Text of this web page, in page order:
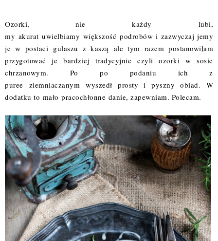
Ozorki, niekażdy lubi,
my akurat uwielbiamy większość podrobów i zazwyczaj jemy
je w postaci gulaszu z kaszą ale tym razem postanowiłam
przygotować je bardziej tradycyjnie czyli ozorki w sosie
chrzanowym. Po po podaniu ich z
puree ziemniaczanym wyszedł prosty i pyszny obiad. W
dodatku to mało pracochłonne danie, zapewniam. Polecam.